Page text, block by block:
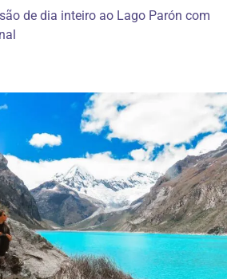
de dia inteiro ao Lago Parón com